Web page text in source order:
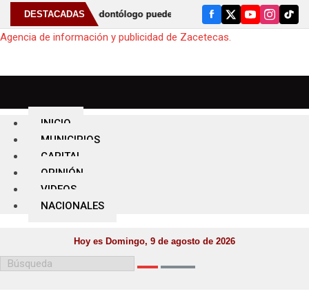
DESTACADAS
odontólogo puede ayudar a detectar el bruxismo ⚠️
Agencia de información y publicidad de Zacetecas.
INICIO
MUNICIPIOS
CAPITAL
OPINIÓN
VIDEOS
NACIONALES
Hoy es Domingo, 9 de agosto de 2026